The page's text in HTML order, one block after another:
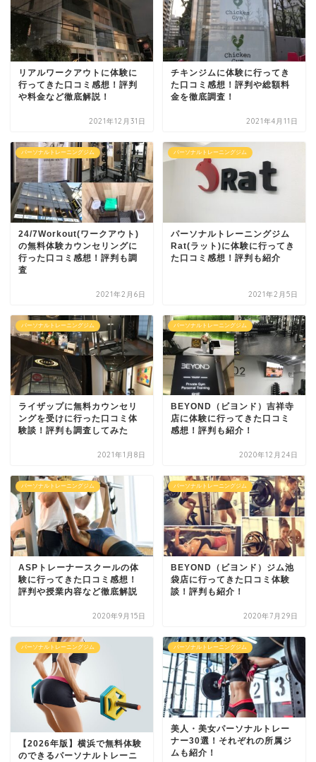
リアルワークアウトに体験に
行ってきた口コミ感想！評判
や料金など徹底解説！
2021年12月31日
チキンジムに体験に行ってき
た口コミ感想！評判や総額料
金を徹底調査！
2021年4月11日
パーソナルトレーニングジム
24/7Workout(ワークアウト)
の無料体験カウンセリングに
行った口コミ感想！評判も調
査
2021年2月6日
パーソナルトレーニングジム
パーソナルトレーニングジム
Rat(ラット)に体験に行ってき
た口コミ感想！評判も紹介
2021年2月5日
パーソナルトレーニングジム
ライザップに無料カウンセリ
ングを受けに行った口コミ体
験談！評判も調査してみた
2021年1月8日
パーソナルトレーニングジム
BEYOND（ビヨンド）吉祥寺
店に体験に行ってきた口コミ
感想！評判も紹介！
2020年12月24日
パーソナルトレーニングジム
ASPトレーナースクールの体
験に行ってきた口コミ感想！
評判や授業内容など徹底解説
2020年9月15日
パーソナルトレーニングジム
BEYOND（ビヨンド）ジム池
袋店に行ってきた口コミ体験
談！評判も紹介！
2020年7月29日
パーソナルトレーニングジム
【2026年版】横浜で無料体験
のできるパーソナルトレーニ
パーソナルトレーニングジム
美人・美女パーソナルトレー
ナー30選！それぞれの所属ジ
ムも紹介！